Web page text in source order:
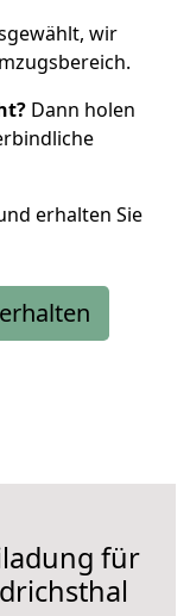
wir
Dann holen
erhalten Sie
für